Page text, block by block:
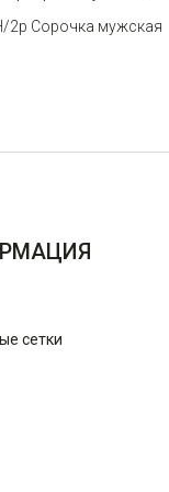
2p Сорочка мужская
сетки